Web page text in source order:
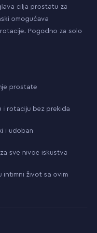
cilja prostatu za
omogućava
Pogodno za solo
prostate
i rotaciju bez prekida
i udoban
sve nivoe iskustva
intimni život sa ovim